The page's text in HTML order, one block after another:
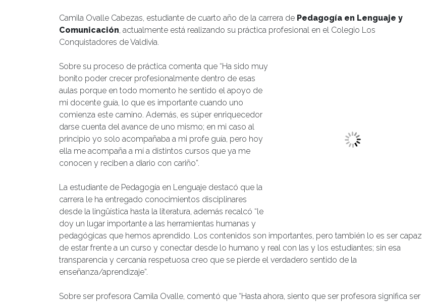
Camila Ovalle Cabezas, estudiante de cuarto año de la carrera de Pedagogía en Lenguaje y
Comunicación, actualmente está realizando su práctica profesional en el Colegio Los
Conquistadores de Valdivia.
Sobre su proceso de práctica comenta que “Ha sido muy
bonito poder crecer profesionalmente dentro de esas
aulas porque en todo momento he sentido el apoyo de
mi docente guía, lo que es importante cuando uno
comienza este camino. Además, es súper enriquecedor
darse cuenta del avance de uno mismo; en mi caso al
principio yo solo acompañaba a mi profe guía, pero hoy
ella me acompaña a mí a distintos cursos que ya me
conocen y reciben a diario con cariño”.
La estudiante de Pedagogía en Lenguaje destacó que la
carrera le ha entregado conocimientos disciplinares
desde la lingüística hasta la literatura, además recalcó “le
doy un lugar importante a las herramientas humanas y
pedagógicas que hemos aprendido. Los contenidos son importantes, pero también lo es ser capaz
de estar frente a un curso y conectar desde lo humano y real con las y los estudiantes; sin esa
transparencia y cercanía respetuosa creo que se pierde el verdadero sentido de la
enseñanza/aprendizaje”.
Sobre ser profesora Camila Ovalle, comentó que “Hasta ahora, siento que ser profesora significa ser